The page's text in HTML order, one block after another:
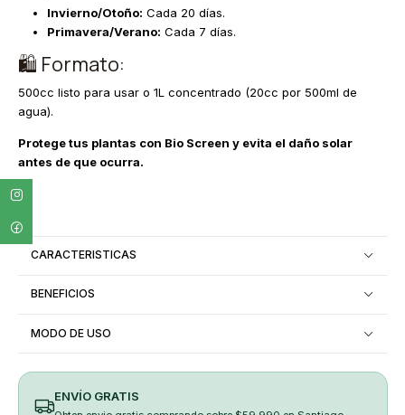
Invierno/Otoño: Cada 20 días.
Primavera/Verano: Cada 7 días.
🛍️ Formato:
500cc listo para usar o 1L concentrado (20cc por 500ml de
agua).
Protege tus plantas con Bio Screen y evita el daño solar
antes de que ocurra.
CARACTERISTICAS
BENEFICIOS
MODO DE USO
ENVÍO GRATIS